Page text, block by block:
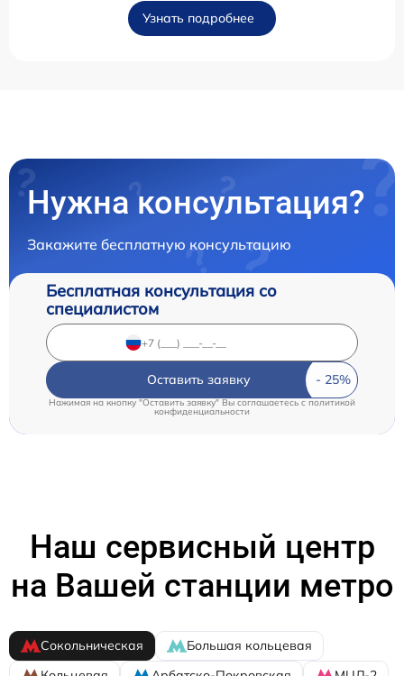
Узнать подробнее
Нужна консультация?
Закажите бесплатную консультацию
Бесплатная консультация со
специалистом
Оставить заявку
Нажимая на кнопку "Оставить заявку" Вы соглашаетесь c политикой
конфиденциальности
Наш сервисный центр
на Вашей станции метро
Сокольническая
Большая кольцевая